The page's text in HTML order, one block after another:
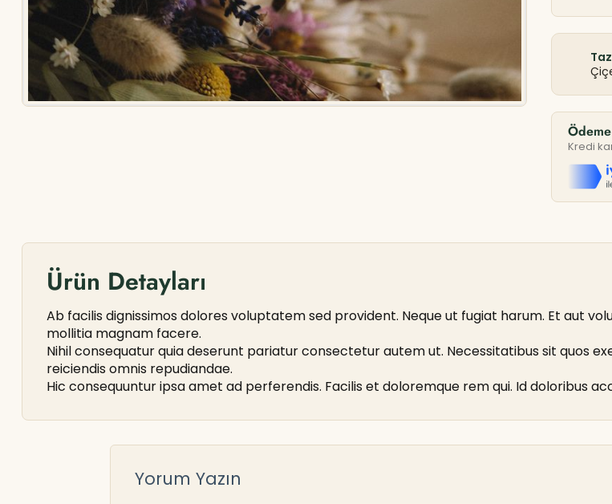
Kredi
Ürün Detayları
Ab facilis dignissimos dolores voluptatem sed provident. Neque ut fugiat harum. Et aut
mollitia magnam facere.
Nihil consequatur quia deserunt pariatur consectetur autem ut. Necessitatibus sit quos
reiciendis omnis repudiandae.
Hic consequuntur ipsa amet ad perferendis. Facilis et doloremque rem qui. Id doloribus
Yorum Yazın